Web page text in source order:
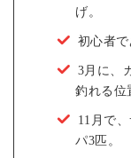
げ。
初心者で
3月に、
釣れる位
11月で
パ3匹。